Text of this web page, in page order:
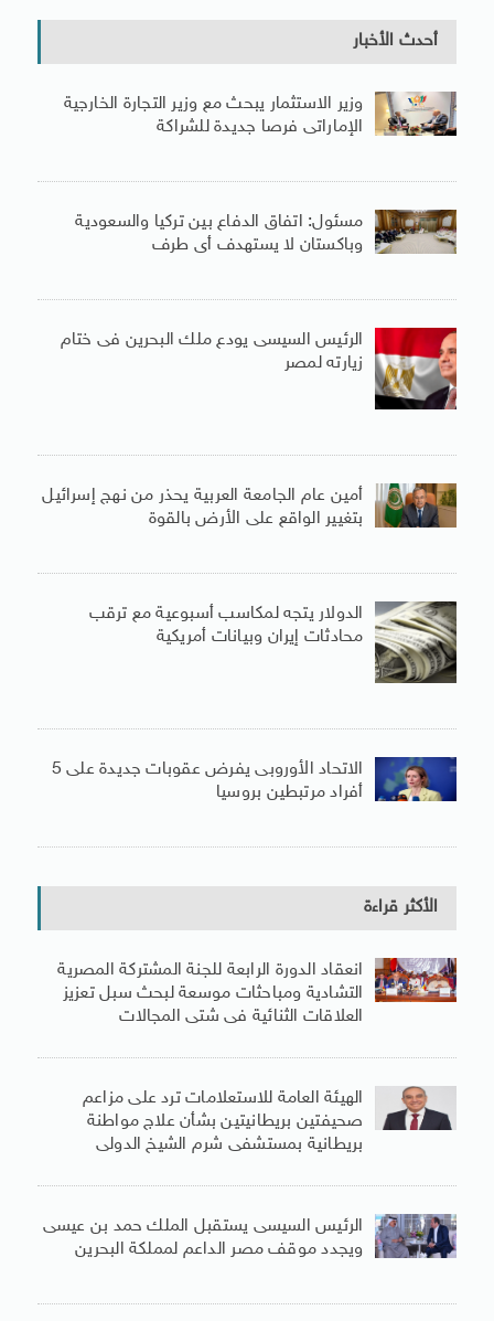
أحدث الأخبار
وزير الاستثمار يبحث مع وزير التجارة الخارجية
الإماراتى فرصا جديدة للشراكة
مسئول: اتفاق الدفاع بين تركيا والسعودية
وباكستان لا يستهدف أى طرف
الرئيس السيسى يودع ملك البحرين فى ختام
زيارته لمصر
أمين عام الجامعة العربية يحذر من نهج إسرائيل
بتغيير الواقع على الأرض بالقوة
الدولار يتجه لمكاسب أسبوعية مع ترقب
محادثات إيران وبيانات أمريكية
الاتحاد الأوروبى يفرض عقوبات جديدة على 5
أفراد مرتبطين بروسيا
الأكثر قراءة
انعقاد الدورة الرابعة للجنة المشتركة المصرية
التشادية ومباحثات موسعة لبحث سبل تعزيز
العلاقات الثنائية فى شتى المجالات
الهيئة العامة للاستعلامات ترد على مزاعم
صحيفتين بريطانيتين بشأن علاج مواطنة
بريطانية بمستشفى شرم الشيخ الدولى
الرئيس السيسى يستقبل الملك حمد بن عيسى
ويجدد موقف مصر الداعم لمملكة البحرين